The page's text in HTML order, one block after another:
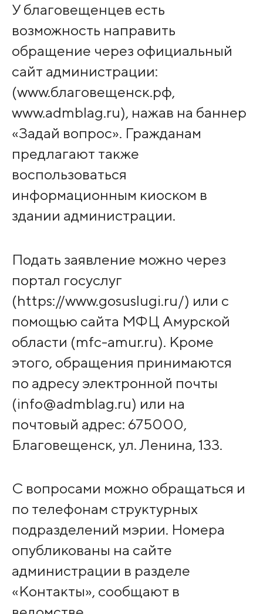
У благовещенцев есть
возможность направить
обращение через официальный
сайт администрации:
(www.благовещенск.рф,
www.admblag.ru), нажав на баннер
«Задай вопрос». Гражданам
предлагают также
воспользоваться
информационным киоском в
здании администрации.
Подать заявление можно через
портал госуслуг
(https://www.gosuslugi.ru/) или с
помощью сайта МФЦ Амурской
области (mfc-amur.ru). Кроме
этого, обращения принимаются
по адресу электронной почты
(info@admblag.ru) или на
почтовый адрес: 675000,
Благовещенск, ул. Ленина, 133.
С вопросами можно обращаться и
по телефонам структурных
подразделений мэрии. Номера
опубликованы на сайте
администрации в разделе
«Контакты», сообщают в